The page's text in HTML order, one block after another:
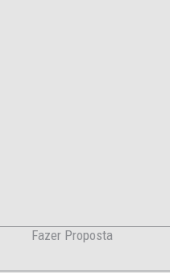
Fazer Proposta